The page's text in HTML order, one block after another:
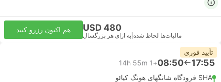
USD 480
مالیات‌ها لحاظ شده به ازای هر بزرگسال
هم اکنون رزرو کنید
تأیید فوری
17:55
08:50
+1
14h 55m
SHA فرودگاه شانگهای هونگ کیائو